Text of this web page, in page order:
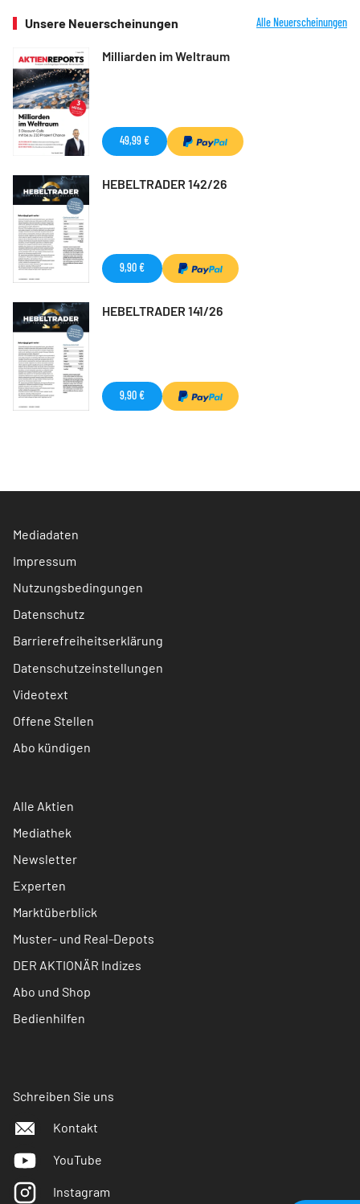
Unsere Neuerscheinungen Alle Neuerscheinungen
Milliarden im Weltraum
49,99 €
HEBELTRADER 142/26
9,90 €
HEBELTRADER 141/26
9,90 €
Mediadaten
Impressum
Nutzungsbedingungen
Datenschutz
Barrierefreiheitserklärung
Datenschutzeinstellungen
Videotext
Offene Stellen
Abo kündigen
Alle Aktien
Mediathek
Newsletter
Experten
Marktüberblick
Muster- und Real-Depots
DER AKTIONÄR Indizes
Abo und Shop
Bedienhilfen
Schreiben Sie uns
Kontakt
YouTube
Instagram